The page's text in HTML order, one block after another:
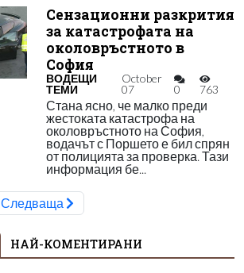
Сензационни разкрития
за катастрофата на
околовръстното в
София
ВОДЕЩИ
ТЕМИ
October
07
0 763
Стана ясно, че малко преди
жестоката катастрофа на
околовръстното на София,
водачът с Поршето е бил спрян
от полицията за проверка. Тази
информация бе...
Следваща
НАЙ-КОМЕНТИРАНИ